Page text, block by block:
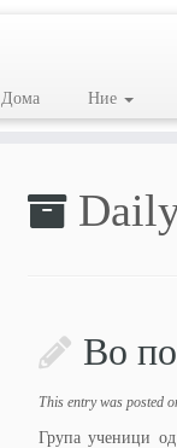
Дома Ние
Во
This entry was posted
Група ученици